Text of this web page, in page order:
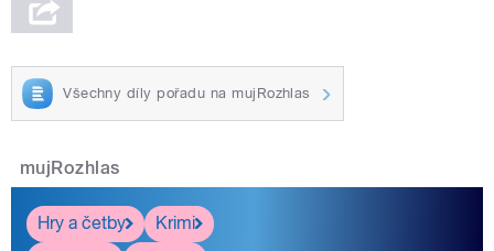
Všechny díly pořadu na mujRozhlas
mujRozhlas
Hry a četby
Krimi